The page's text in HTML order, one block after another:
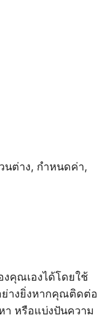
นต่าง, กำหนดค่า,
คุณเองได้โดยใช้
างยิ่งหากคุณติดต่อ
หรือแบ่งปันความ